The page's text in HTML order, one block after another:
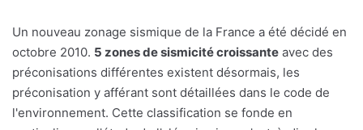
Un nouveau zonage sismique de la France a été décidé en
octobre 2010. 5 zones de sismicité croissante avec des
préconisations différentes existent désormais, les
préconisation y afférant sont détaillées dans le code de
l'environnement. Cette classification se fonde en